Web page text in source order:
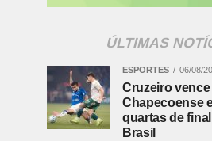
ÚLTIMAS
ESPORTES 06/08/
Cruzeiro vence
Chapecoense
quartas de
Brasil